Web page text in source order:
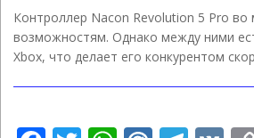
31
Контроллер Nacon Revolution 5 Pro
возможностям. Однако между ними
Xbox, что делает его конкурентом